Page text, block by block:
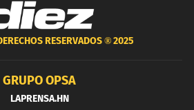
RESERVADOS ®2025
GRUPO OPSA
LAPRENSA.HN